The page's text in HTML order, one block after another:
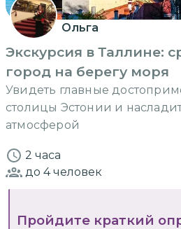
Ольга
Экскурсия в Таллине:
город на берегу моря
Увидеть главные
столицы Эстонии и
атмосферой
2 часа
до 4человек
Пройдите краткий